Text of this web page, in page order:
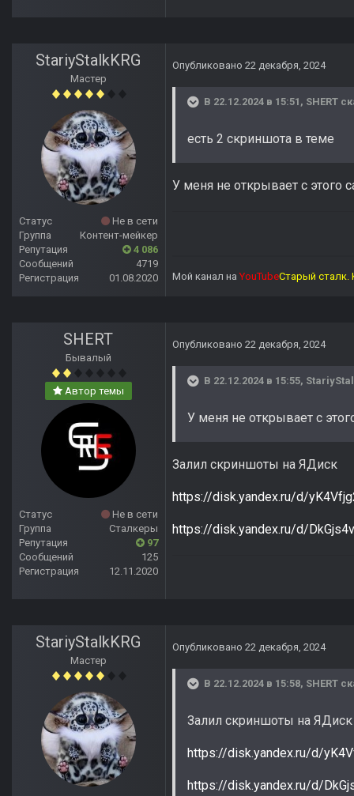
StariyStalkKRG
Мастер
Статус
Не в сети
Группа
Контент-мейкер
Репутация
4 086
Сообщений
4719
Регистрация
01.08.2020
Опубликовано 22 декабря, 2024
В 22.12.2024 в 15:51, SHERT
есть 2 скриншота в теме
У меня не открывает с этого
Мой канал наYouTubeСтарый сталк.
SHERT
Бывалый
Автор темы
Статус
Не в сети
Группа
Сталкеры
Репутация
97
Сообщений
125
Регистрация
12.11.2020
Опубликовано 22 декабря, 2024
В 22.12.2024 в 15:55,
У меня не открывает с
Залил скриншоты на ЯДиск
https://disk.yandex.ru/d/
https://disk.yandex.ru/d/
StariyStalkKRG
Мастер
Опубликовано 22 декабря, 2024
В 22.12.2024 в 15:58, SHERT
Залил скриншоты на ЯДиск
https://disk.yandex.ru/d/
https://disk.yandex.ru/d/